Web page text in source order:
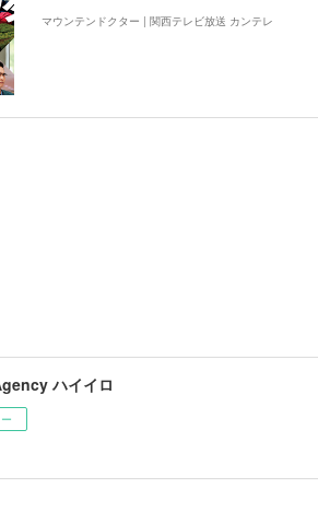
マウンテンドクター | 関西テレビ放送 カンテレ
ハイイロ